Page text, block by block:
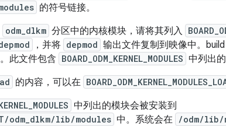
的符号链接。
odm_dlkm 分区中的内核模块，请将其列入
，并将 depmod 输出文件复制到映像中。
此文件包含 BOARD_ODM_KERNEL_MODULES 中列出
的内容，可以在
中列出的模块会被安装到
odm_dlkm/lib/modules 中。系统会在 /odm/lib/